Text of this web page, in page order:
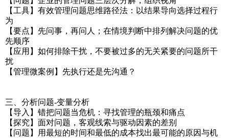
【工具】有效管理问题思维路径法：以结果导向选择过程行
为
【要点】先问事，再问人；在情境判断中排列解决问题的优
先顺序
【应用】如何排除干扰，不要被过多的无关紧要的问题所干
扰
【管理微案例】先执行还是先沟通？
三、分析问题-变量分析
【导入】错把问题当危机：寻找管理的瓶颈和痛点
【探究】面对问题，客观线索与驱动因素的差别
【问题】用最短的时间和最低的成本找出最可能的原因与机